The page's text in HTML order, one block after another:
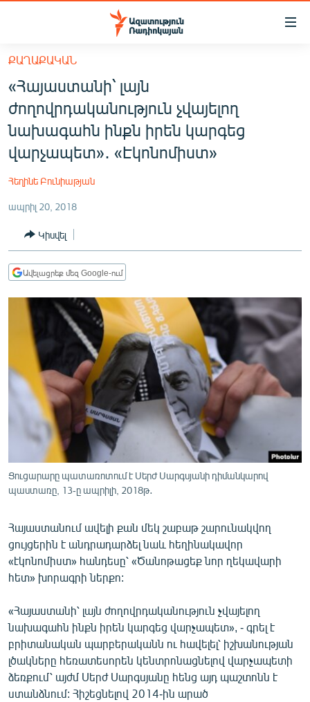
Մատչելիության
հիմնական
բովանդակությանը
Անցնել
հիմնական
մենյուին
Որոնում
ՀԱՅԱՍՏԱՆ
ՔԱՂԱՔԱԿԱՆ
ԸՆՏՐՈՒԹՅՈՒՆՆԵՐ 2026
ՊԱՏԵՐԱԶՄԻ 6 ՇԱԲԱԹՆԵՐԸ
ՏԱՐԱԾԱՇՐՋԱՆ
ՄԻՋԱԶԳԱՅԻՆ
ՄՇԱԿՈՒՅԹ
ՍՊՈՐՏ
ՄԵԿՆԱԲԱՆՈՒԹՅՈՒՆ
ՏՏ ԵՒ ԻՆՏԵՐՆԵՏ
ԿՈՐՈՆԱՎԻՐՈՒՍ
ԱՐԽԻՎ
ՏԵՍԱՆՅՈՒԹԵՐ
ԲԱՆԱՎԵՃ
ՁԳՏԵԼՈՎ ԼԱՎԱԳՈՒՅՆԻՆ
ՓՈԴՔԱՍԹ
Հայերեն
English
Русский
ՀԵՏԵՎԵՔ ՄԵԶ
ՔԱՂԱՔԱԿԱՆ
«Հայաստանի՝ լայն
ժողովրդականություն չվայելող
նախագահն ինքն իրեն կարգեց
վարչապետ»․ «Էկոնոմիստ»
Հեղինե Բունիաթյան
ապրիլ 20, 2018
Կիսվել
Ավելացրեք մեզ Google-ում
Ցուցարարը պատառոտում է Սերժ Սարգսյանի դիմանկարով
պաստառը, 13-ը ապրիլի, 2018թ․
Հայաստանում ավելի քան մեկ շաբաթ շարունակվող
ցույցերին է անդրադարձել նաև հեղինակավոր
«էկոնոմիստ» հանդեսը՝ «Ծանոթացեք նոր ղեկավարի
հետ» խորագրի ներքո:
«Հայաստանի՝ լայն ժողովրդականություն չվայելող
նախագահն ինքն իրեն կարգեց վարչապետ», - գրել է
բրիտանական պարբերականն ու հավելել՝ իշխանության
լծակները հեռատեսորեն կենտրոնացնելով վարչապետի
ձեռքում՝ այժմ Սերժ Սարգսյանը հենց այդ պաշտոնն է
ստանձնում: Հիշեցնելով 2014-ին արած